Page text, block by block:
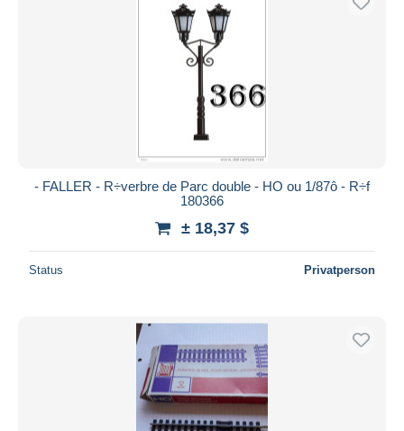
- FALLER - R÷verbre de Parc double - HO ou 1/87ô - R÷f
180366
± 18,37 $
Status Privatperson